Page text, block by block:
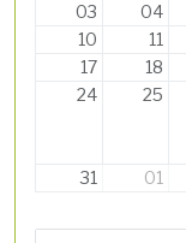
03
04
10
11
17
18
24
25
31 01